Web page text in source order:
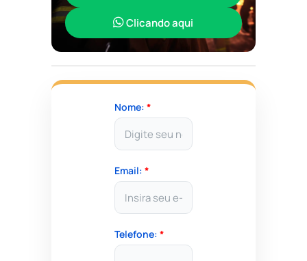
Clicando aqui
Nome: *
Email: *
Telefone: *